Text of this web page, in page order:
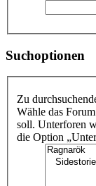
Suchoptionen
Zu
Wähle das
soll. Unterforen
die Option